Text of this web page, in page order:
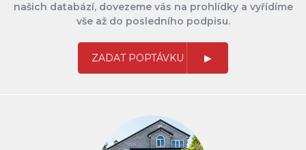
našich databází, dovezeme vás na prohlídky a vyřídíme
vše až do posledního podpisu.
ZADAT POPTÁVKU